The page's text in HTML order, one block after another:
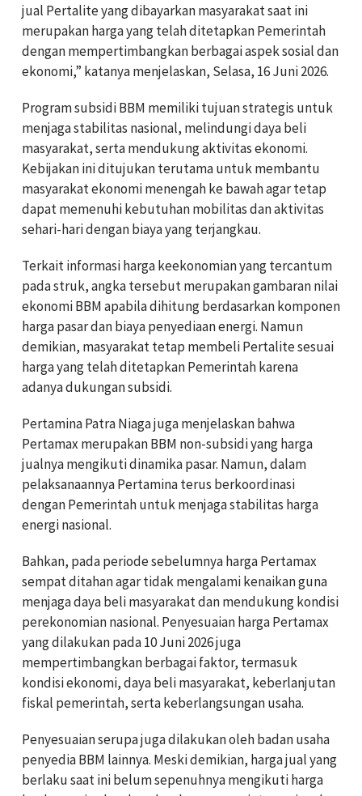
jual Pertalite yang dibayarkan masyarakat saat ini
merupakan harga yang telah ditetapkan Pemerintah
dengan mempertimbangkan berbagai aspek sosial dan
ekonomi,” katanya menjelaskan, Selasa, 16 Juni 2026.
Program subsidi BBM memiliki tujuan strategis untuk
menjaga stabilitas nasional, melindungi daya beli
masyarakat, serta mendukung aktivitas ekonomi.
Kebijakan ini ditujukan terutama untuk membantu
masyarakat ekonomi menengah ke bawah agar tetap
dapat memenuhi kebutuhan mobilitas dan aktivitas
sehari-hari dengan biaya yang terjangkau.
Terkait informasi harga keekonomian yang tercantum
pada struk, angka tersebut merupakan gambaran nilai
ekonomi BBM apabila dihitung berdasarkan komponen
harga pasar dan biaya penyediaan energi. Namun
demikian, masyarakat tetap membeli Pertalite sesuai
harga yang telah ditetapkan Pemerintah karena
adanya dukungan subsidi.
Pertamina Patra Niaga juga menjelaskan bahwa
Pertamax merupakan BBM non-subsidi yang harga
jualnya mengikuti dinamika pasar. Namun, dalam
pelaksanaannya Pertamina terus berkoordinasi
dengan Pemerintah untuk menjaga stabilitas harga
energi nasional.
Bahkan, pada periode sebelumnya harga Pertamax
sempat ditahan agar tidak mengalami kenaikan guna
menjaga daya beli masyarakat dan mendukung kondisi
perekonomian nasional. Penyesuaian harga Pertamax
yang dilakukan pada 10 Juni 2026 juga
mempertimbangkan berbagai faktor, termasuk
kondisi ekonomi, daya beli masyarakat, keberlanjutan
fiskal pemerintah, serta keberlangsungan usaha.
Penyesuaian serupa juga dilakukan oleh badan usaha
penyedia BBM lainnya. Meski demikian, harga jual yang
berlaku saat ini belum sepenuhnya mengikuti harga